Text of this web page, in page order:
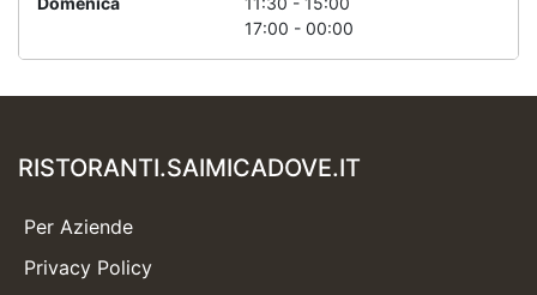
17:00 - 00:00
RISTORANTI.SAIMICADOVE.IT
Per Aziende
Privacy Policy